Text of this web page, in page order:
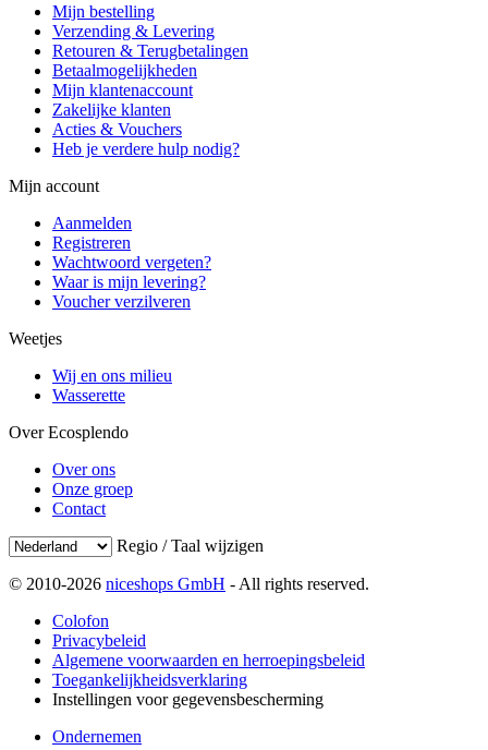
Mijn bestelling
Verzending & Levering
Retouren & Terugbetalingen
Betaalmogelijkheden
Mijn klantenaccount
Zakelijke klanten
Acties & Vouchers
Heb je verdere hulp nodig?
Mijn account
Aanmelden
Registreren
Wachtwoord vergeten?
Waar is mijn levering?
Voucher verzilveren
Weetjes
Wij en ons milieu
Wasserette
Over Ecosplendo
Over ons
Onze groep
Contact
Regio / Taal wijzigen
© 2010-2026 niceshops GmbH - All rights reserved.
Colofon
Privacybeleid
Algemene voorwaarden en herroepingsbeleid
Toegankelijkheidsverklaring
Instellingen voor gegevensbescherming
Ondernemen